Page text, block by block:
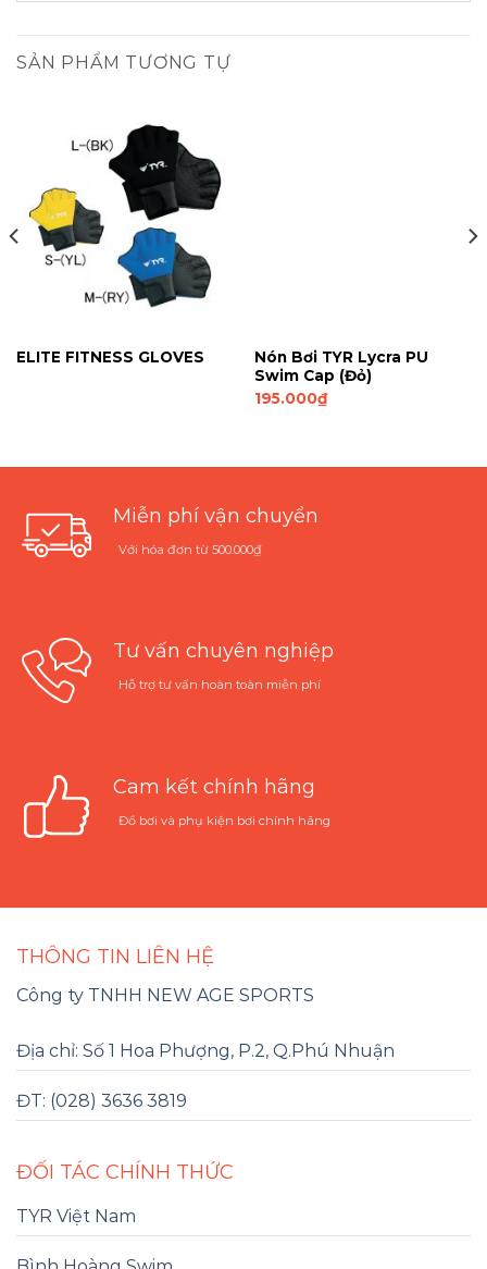
SẢN PHẨM TƯƠNG TỰ
ELITE FITNESS GLOVES
Nón Bơi TYR Lycra PU
Swim Cap (Đỏ)
195.000₫
Miễn phí vận chuyển
Với hóa đơn từ 500.000₫
Tư vấn chuyên nghiệp
Hỗ trợ tư vấn hoàn toàn miễn phí
Cam kết chính hãng
Đồ bơi và phụ kiện bơi chính hãng
THÔNG TIN LIÊN HỆ
Công ty TNHH NEW AGE SPORTS
Địa chỉ: Số 1 Hoa Phượng, P.2, Q.Phú Nhuận
ĐT: (028) 3636 3819
ĐỐI TÁC CHÍNH THỨC
TYR Việt Nam